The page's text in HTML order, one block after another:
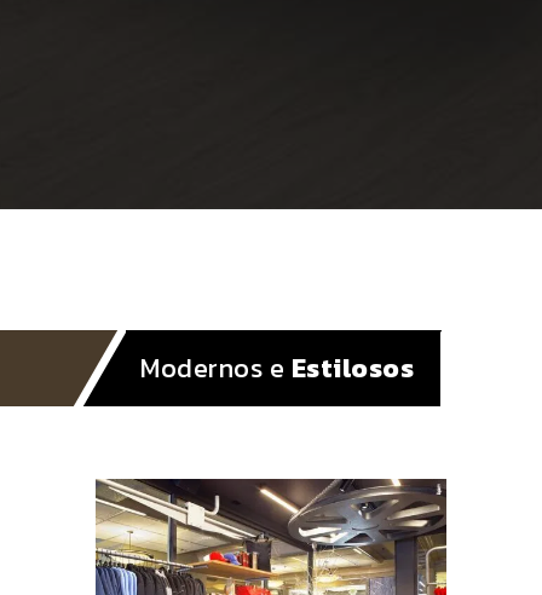
Modernos e Estilosos